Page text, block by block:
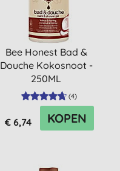
Bee Honest Bad &
Douche Kokosnoot -
250ML
(4)
€ 6,74 KOPEN